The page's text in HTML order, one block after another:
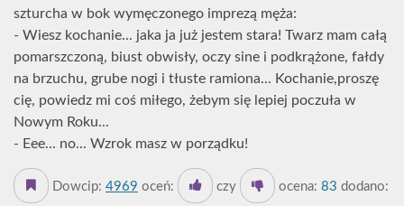
szturcha w bok wymęczonego imprezą męża:
- Wiesz kochanie... jaka ja już jestem stara! Twarz mam całą
pomarszczoną, biust obwisły, oczy sine i podkrążone, fałdy
na brzuchu, grube nogi i tłuste ramiona... Kochanie,proszę
cię, powiedz mi coś miłego, żebym się lepiej poczuła w
Nowym Roku...
- Eee... no... Wzrok masz w porządku!
Dowcip: 4969 oceń: czy ocena: 83 dodano: